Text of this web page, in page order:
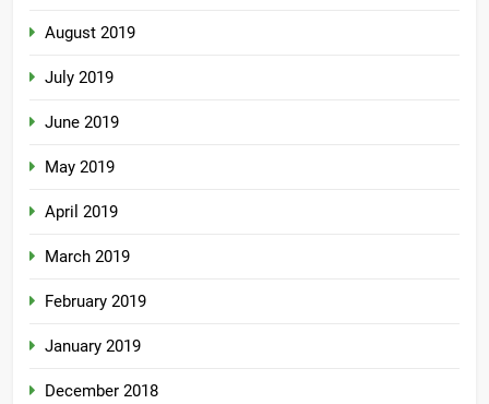
August 2019
July 2019
June 2019
May 2019
April 2019
March 2019
February 2019
January 2019
December 2018